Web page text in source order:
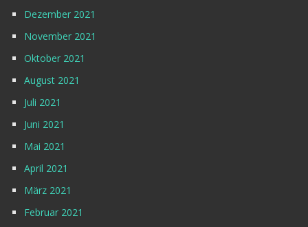
Dezember 2021
November 2021
Oktober 2021
August 2021
Juli 2021
Juni 2021
Mai 2021
April 2021
März 2021
Februar 2021